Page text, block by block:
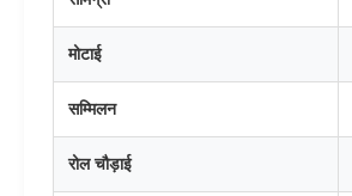
मोटाई
सम्मिलन
रोल चौड़ाई